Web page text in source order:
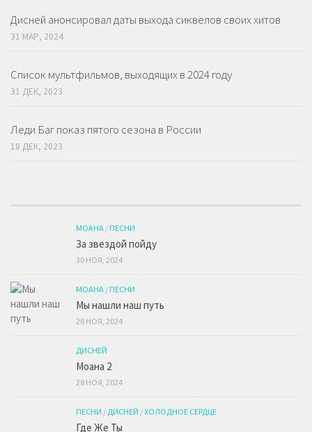
Дисней анонсировал даты выхода сиквелов своих хитов
31 МАР, 2024
Список мультфильмов, выходящих в 2024 году
31 ДЕК, 2023
Леди Баг показ пятого сезона в России
18 ДЕК, 2023
МОАНА /ПЕСНИ
За звездой пойду
30 НОЯ, 2024
МОАНА /ПЕСНИ
Мы нашли наш путь
28 НОЯ, 2024
ДИСНЕЙ
Моана 2
28 НОЯ, 2024
ПЕСНИ / ДИСНЕЙ /ХОЛОДНОЕ СЕРДЦЕ
Где Же Ты